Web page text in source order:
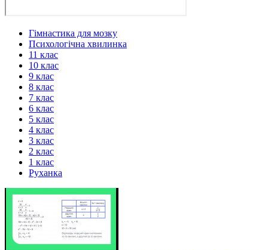
Гімнастика для мозку
Психологічна хвилинка
11 клас
10 клас
9 клас
8 клас
7 клас
6 клас
5 клас
4 клас
3 клас
2 клас
1 клас
Руханка